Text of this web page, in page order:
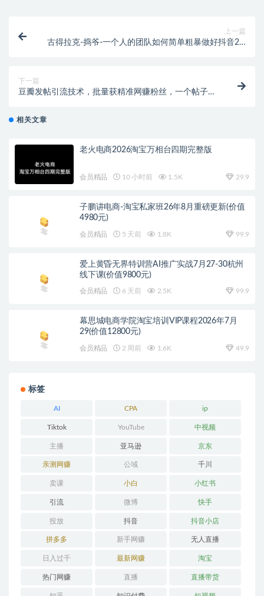
上一篇
古得拉克-捣爷-一个人的团队如何简单粗暴做好抖音2.0
下一篇
豆瓣发帖引流技术，批量获精准网赚粉丝，一个帖子就
相关文章
老火电商2026淘宝万相台四期完整版
会员精品 10 小时前 1.5K 29.9
子鹏讲电商-淘宝私家班26年8月重磅更新(价值
4980元)
会员精品 5 天前 1.8K 99.9
爱上黄昏无界特训营AI推广实战7月27-30杭州
线下课(价值9800元)
会员精品 6 天前 2.5K 99.9
幕思城电商学院淘宝培训VIP课程2026年7月
29(价值12800元)
会员精品 2 周前 1.6K 49.9
标签
AI CPA ip
Tiktok YouTube 中视频
主播 亚马逊 京东
亲测网赚 公域 千川
卖课 小白 小红书
引流 微博 快手
投放 抖音 抖音小店
拼多多 新手网赚 无人直播
日入过千 最新网赚 淘宝
热门网赚 直播 直播带货